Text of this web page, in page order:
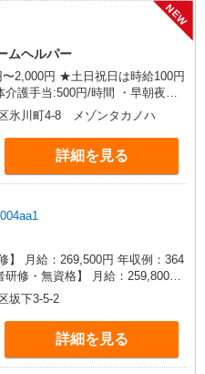
NEW
ムヘルパー
日祝日は時給100円
介護手当:500円/時間 ・早朝夜間
/時間 （18:00〜翌07:59の時間
円/月 ・深夜割増は別途支給
動時間も賃金（時給）を支給 ・
:120円/時間含む ※給与幅は資
氷川町4-8 メゾンタカノハ
詳細を見る
】 月給：269,500円 年収例：364
都）居住
祝手当（月平均2回分）、夜勤手
）等、毎月平均的に支払われる手
※居住支援特別手当は勤続5年目
1万円支給（再入社は除く） ◎
坂下3-5-2
詳細を見る